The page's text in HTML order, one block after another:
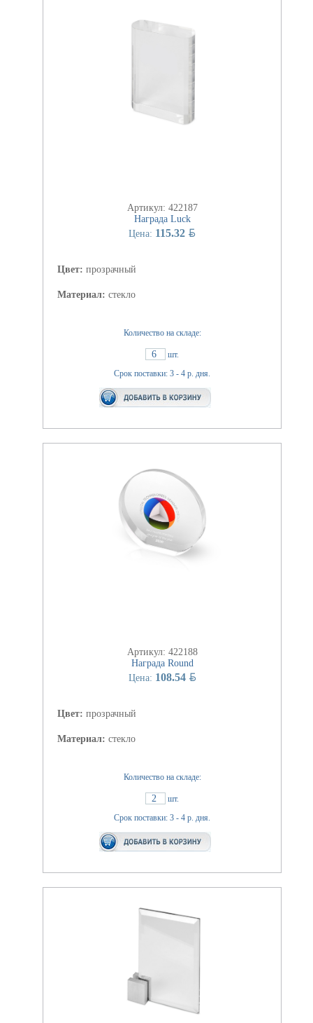
Артикул: 422187
Награда Luck
Цена: 115.32 BYN
Цвет: прозрачный
Материал: стекло
Количество на складе:
6
шт.
Срок поставки: 3 - 4 р. дня.
Артикул: 422188
Награда Round
Цена: 108.54 BYN
Цвет: прозрачный
Материал: стекло
Количество на складе:
2
шт.
Срок поставки: 3 - 4 р. дня.